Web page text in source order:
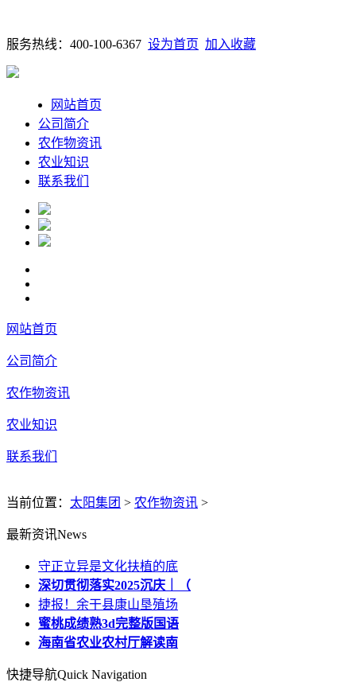
服务热线：400-100-6367 设为首页 加入收藏
网站首页
公司简介
农作物资讯
农业知识
联系我们
网站首页
公司简介
农作物资讯
农业知识
联系我们
当前位置： 太阳集团 > 农作物资讯 >
最新资讯News
守正立异是文化扶植的底
深切贯彻落实2025沉庆｜（
捷报！余干县康山垦殖场
蜜桃成绩熟3d完整版国语
海南省农业农村厅解读南
快捷导航Quick Navigation